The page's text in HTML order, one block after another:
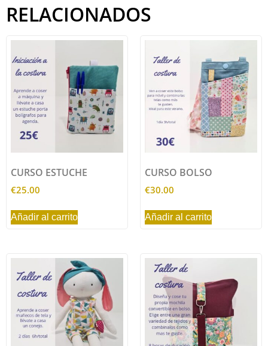
RELACIONADOS
CURSO ESTUCHE
€25.00
Añadir al carrito
CURSO BOLSO
€30.00
Añadir al carrito